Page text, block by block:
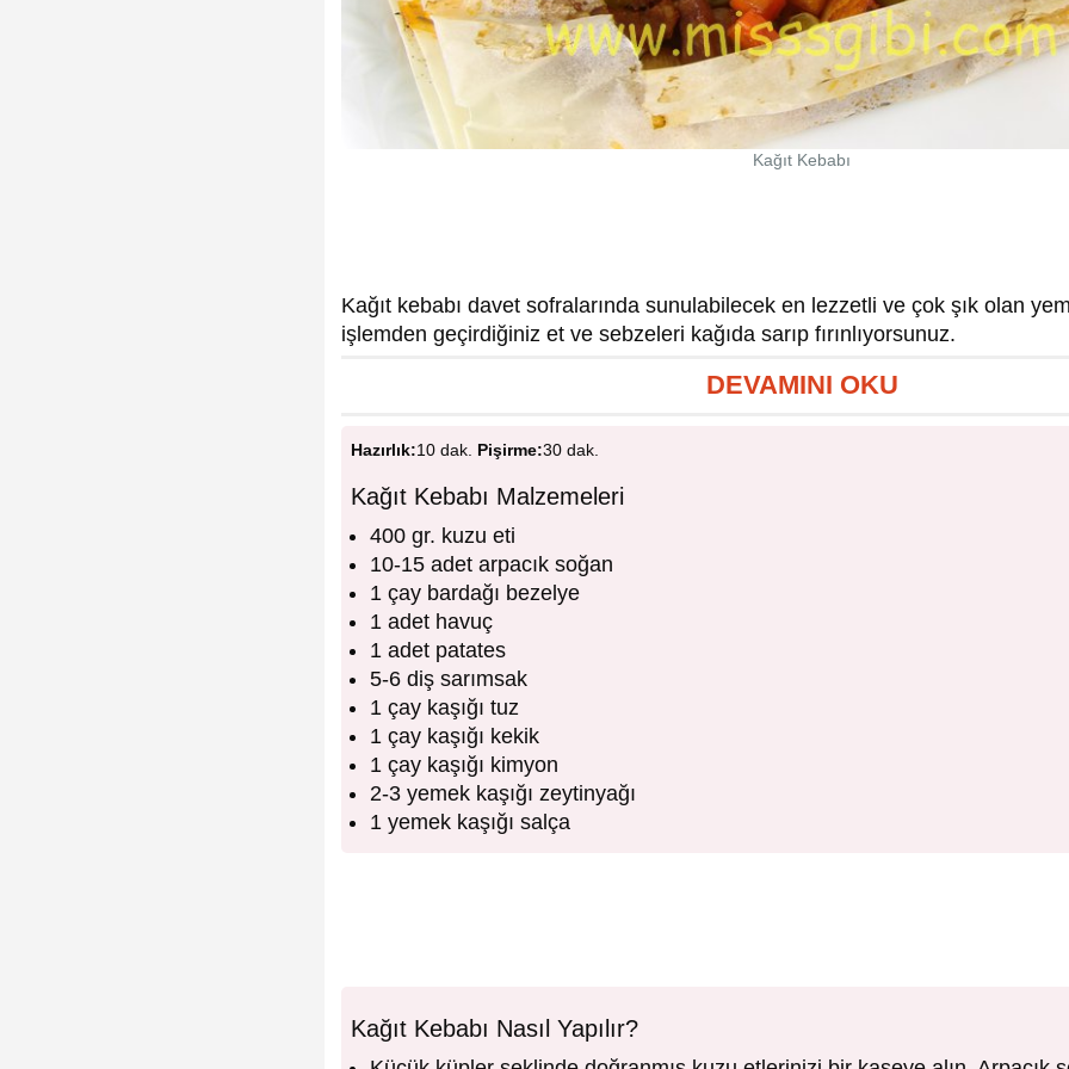
Kağıt Kebabı
Kağıt kebabı davet sofralarında sunulabilecek en lezzetli ve çok şık olan
işlemden geçirdiğiniz et ve sebzeleri kağıda sarıp fırınlıyorsunuz.
DEVAMINI OKU
Hazırlık:10 dak. Pişirme:30 dak.
Kağıt Kebabı Malzemeleri
400 gr. kuzu eti
10-15 adet arpacık soğan
1 çay bardağı bezelye
1 adet havuç
1 adet patates
5-6 diş sarımsak
1 çay kaşığı tuz
1 çay kaşığı kekik
1 çay kaşığı kimyon
2-3 yemek kaşığı zeytinyağı
1 yemek kaşığı salça
Kağıt Kebabı Nasıl Yapılır?